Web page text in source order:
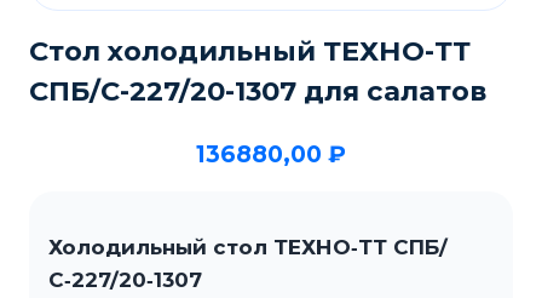
Стол холодильный ТЕХНО-ТТ
СПБ/С-227/20-1307 для салатов
136880,00 ₽
Холодильный стол ТЕХНО‑ТТ СПБ/
С‑227/20‑1307